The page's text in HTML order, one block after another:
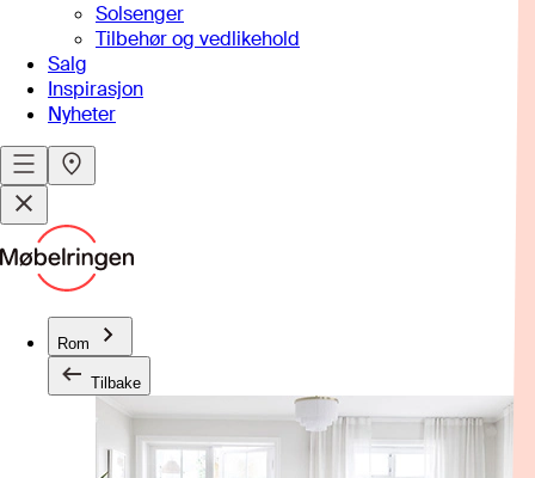
Solsenger
Tilbehør og vedlikehold
Salg
Inspirasjon
Nyheter
Rom
Tilbake